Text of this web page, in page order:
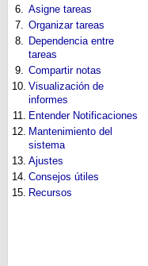
6. Asigne tareas
7. Organizar tareas
8. Dependencia entre
tareas
9. Compartir notas
10. Visualización de
informes
11. Entender Notificaciones
12. Mantenimiento del
sistema
13. Ajustes
14. Consejos útiles
15. Recursos